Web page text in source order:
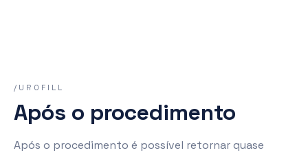
/UROFILL
Após o procedimento
Após o procedimento é possível retornar quase